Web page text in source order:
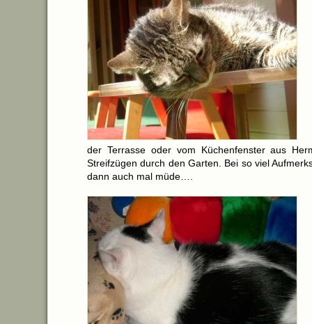
der Terrasse oder vom Küchenfenster aus
Streifzügen durch den Garten. Bei so viel
dann auch mal müde….